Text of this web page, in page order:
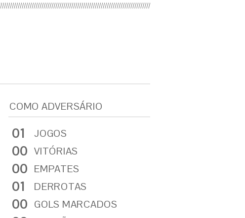
COMO ADVERSÁRIO
01 JOGOS
00 VITÓRIAS
00 EMPATES
01 DERROTAS
00 GOLS MARCADOS